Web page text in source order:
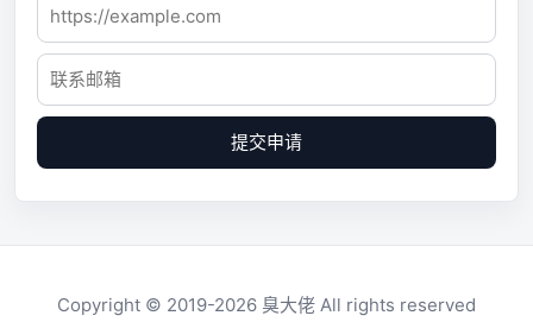
提交申请
Copyright © 2019-2026 臭大佬 All rights reserved